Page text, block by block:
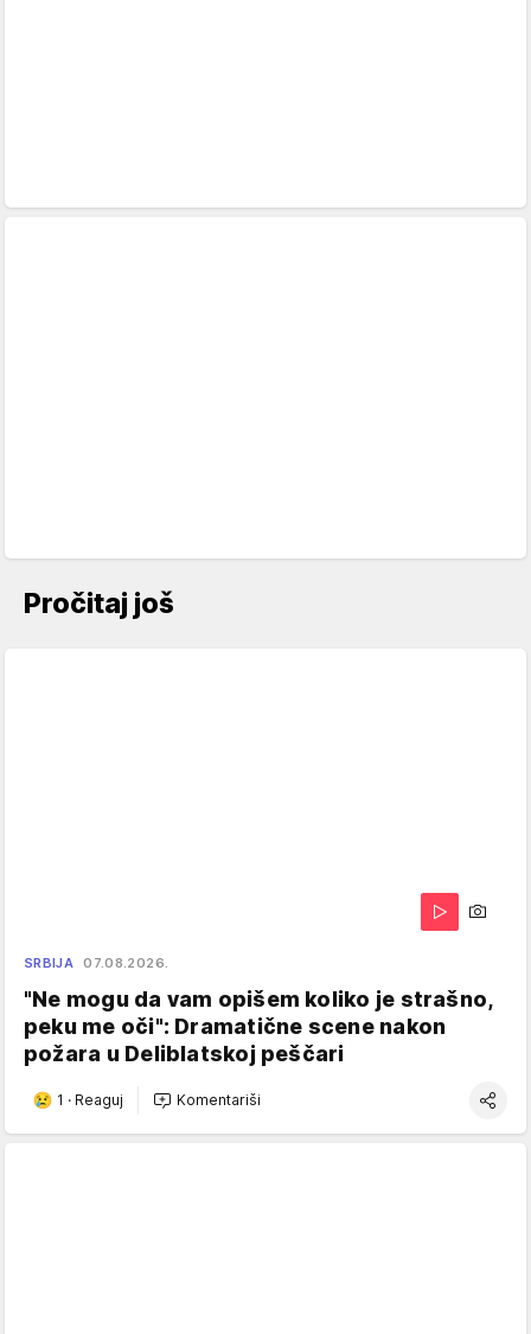
Pročitaj još
SRBIJA 07.08.2026.
"Ne mogu da vam opišem koliko je strašno,
peku me oči": Dramatične scene nakon
požara u Deliblatskoj peščari
1 · Reaguj Komentariši